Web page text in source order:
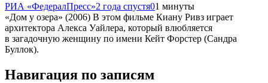
РИА «ФедералПресс»2 года спустя01 минуты
«Дом у озера» (2006) В этом фильме Киану Ривз играет
архитектора Алекса Уайлера, который влюбляется
в загадочную женщину по имени Кейт Форстер (Сандра
Буллок).
Навигация по записям